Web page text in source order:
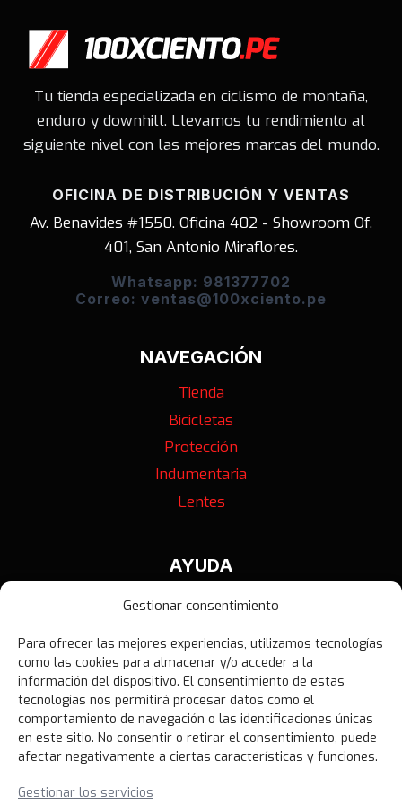
Gestionar consentimiento
Para ofrecer las mejores experiencias, utilizamos tecnologías
como las cookies para almacenar y/o acceder a la
información del dispositivo. El consentimiento de estas
tecnologías nos permitirá procesar datos como el
comportamiento de navegación o las identificaciones únicas
en este sitio. No consentir o retirar el consentimiento, puede
afectar negativamente a ciertas características y funciones.
Gestionar los servicios
Tu tienda especializada en ciclismo de montaña,
enduro y downhill. Llevamos tu rendimiento al
siguiente nivel con las mejores marcas del mundo.
OFICINA DE DISTRIBUCIÓN Y VENTAS
Av. Benavides #1550. Oficina 402 - Showroom Of.
401, San Antonio Miraflores.
Whatsapp: 981377702
Correo: ventas@100xciento.pe
NAVEGACIÓN
Tienda
Bicicletas
Protección
Indumentaria
Lentes
AYUDA
Contáctanos
Política de Privacidad
Política de Devoluciones
Libro de Reclamaciones